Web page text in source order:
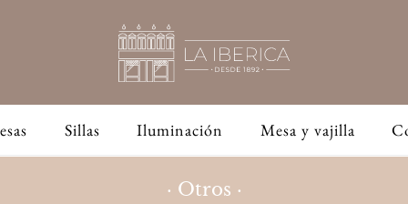
Sillas Iluminación Mesa y vajilla
· Otros ·